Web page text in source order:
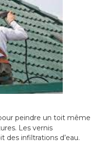
peindre un toit même
Les vernis
infiltrations d’eau.